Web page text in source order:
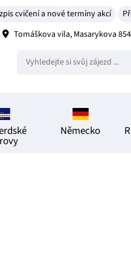
cvičení a nové termíny akcí
Tomáškova vila, Masarykova 854
Německo